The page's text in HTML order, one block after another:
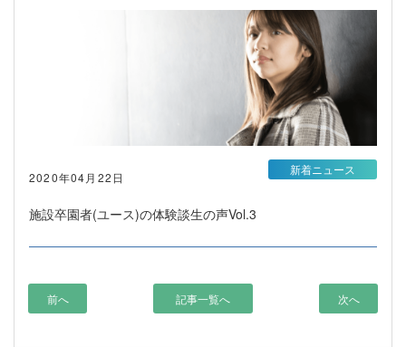
2020年04月22日
施設卒園者(ユース)の体験談生の声Vol.3
新着ニュース
前へ 記事一覧へ 次へ